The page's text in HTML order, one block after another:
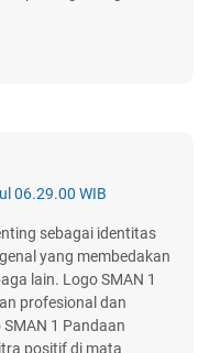
06.29.00 WIB
sebagai identitas
yang membedakan
lain. Logo SMAN 1
profesional dan
1 Pandaan
positif di mata